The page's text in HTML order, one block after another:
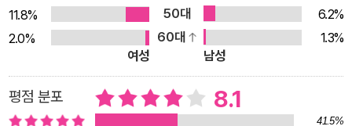
11.8%
50대
6.2%
2.0%
60대
1.3%
여성
남성
평점 분포 8.1
41.5%